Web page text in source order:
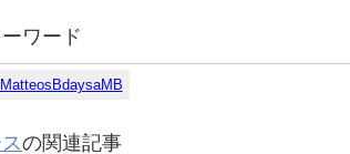
ワード
の関連記事